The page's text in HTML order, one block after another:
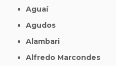
Aguaí
Agudos
Alambari
Alfredo Marcondes